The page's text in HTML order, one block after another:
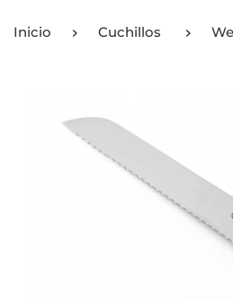
Inicio Cuchillos